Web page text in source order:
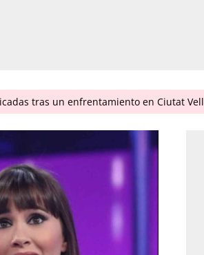
tras un enfrentamiento en Ciutat